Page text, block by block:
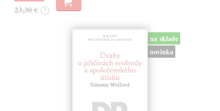
23,30 € ?
na sklade
novinka